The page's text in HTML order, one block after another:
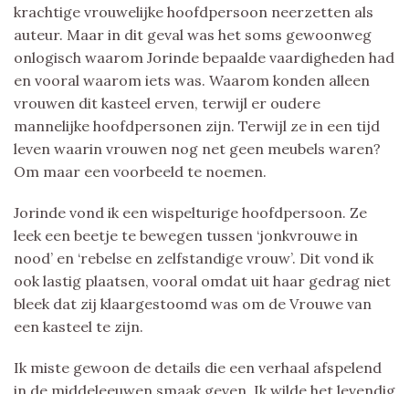
krachtige vrouwelijke hoofdpersoon neerzetten als
auteur. Maar in dit geval was het soms gewoonweg
onlogisch waarom Jorinde bepaalde vaardigheden had
en vooral waarom iets was. Waarom konden alleen
vrouwen dit kasteel erven, terwijl er oudere
mannelijke hoofdpersonen zijn. Terwijl ze in een tijd
leven waarin vrouwen nog net geen meubels waren?
Om maar een voorbeeld te noemen.
Jorinde vond ik een wispelturige hoofdpersoon. Ze
leek een beetje te bewegen tussen ‘jonkvrouwe in
nood’ en ‘rebelse en zelfstandige vrouw’. Dit vond ik
ook lastig plaatsen, vooral omdat uit haar gedrag niet
bleek dat zij klaargestoomd was om de Vrouwe van
een kasteel te zijn.
Ik miste gewoon de details die een verhaal afspelend